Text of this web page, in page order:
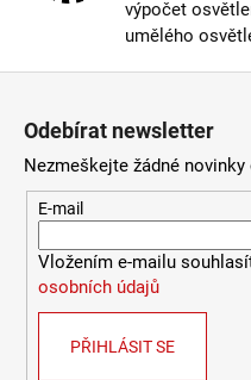
výpočet
umělého
Odebírat newsletter
Nezmeškejte žádné novinky
E-mail
Vložením e-mailu
osobních údajů
PŘIHLÁSIT SE